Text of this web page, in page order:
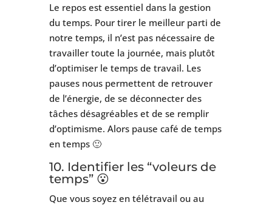
Le repos est essentiel dans la gestion
du temps. Pour tirer le meilleur parti de
notre temps, il n’est pas nécessaire de
travailler toute la journée, mais plutôt
d’optimiser le temps de travail. Les
pauses nous permettent de retrouver
de l’énergie, de se déconnecter des
tâches désagréables et de se remplir
d’optimisme. Alors pause café de temps
en temps 🙂
10. Identifier les “voleurs de
temps” 😮
Que vous soyez en télétravail ou au